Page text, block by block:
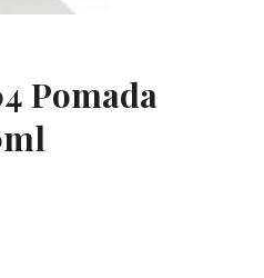
Pomada